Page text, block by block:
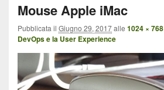
Mouse Apple iMac
Pubblicata il Giugno 29, 2017alle 1024 × 768
DevOps e la User Experience